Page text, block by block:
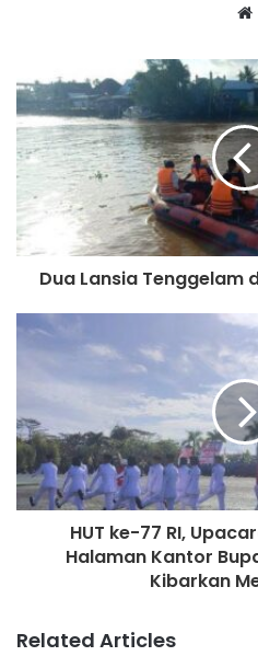
Dua Lansia Tenggelam
HUT ke-77 RI,
Halaman Kantor
Kibarkan
Related Articles